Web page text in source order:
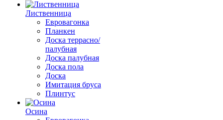
Лиственница
Евровагонка
Планкен
Доска террасно/
палубная
Доска палубная
Доска пола
Доска
Имитация бруса
Плинтус
Осина